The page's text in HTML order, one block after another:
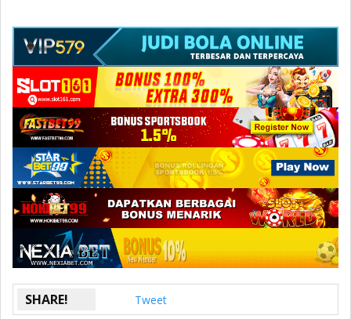
SHARE! Tweet